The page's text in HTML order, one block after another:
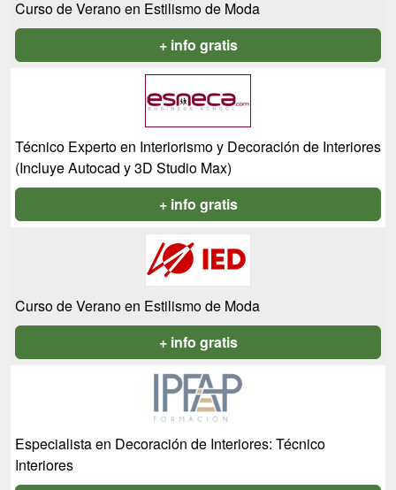
Curso de Verano en Estilismo de Moda
+ info gratis
Técnico Experto en Interiorismo y Decoración de Interiores
(Incluye Autocad y 3D Studio Max)
+ info gratis
Curso de Verano en Estilismo de Moda
+ info gratis
Especialista en Decoración de Interiores: Técnico
Interiores